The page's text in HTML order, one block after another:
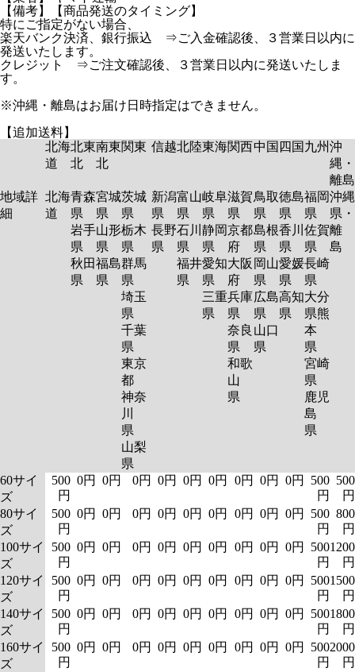
【備考】【商品発送のタイミング】
特にご指定がない場合、
楽天バンク決済、銀行振込 ⇒ご入金確認後、３営業日以内に
発送いたします。
クレジット ⇒ご注文確認後、３営業日以内に発送いたしま
す。
※沖縄・離島はお届け日時指定はできません。
【追加送料】
北海
道
北東
北
南東
北
関東 信越北陸東海関西中国 四国 九州沖
縄・
離島
地域詳
細
北海
道
青森
県
岩手
県
秋田
県
宮城
県
山形
県
福島
県
茨城
県
栃木
県
群馬
県
埼玉
県
千葉
県
東京
都
神奈
川
県
山梨
県
新潟
県
長野
県
富山
県
石川
県
福井
県
岐阜
県
静岡
県
愛知
県
三重
県
滋賀
県
京都
府
大阪
府
兵庫
県
奈良
県
和歌
山
県
鳥取
県
島根
県
岡山
県
広島
県
山口
県
徳島
県
香川
県
愛媛
県
高知
県
福岡
県
佐賀
県
長崎
県
大分
県熊
本
県
宮崎
県
鹿児
島
県
沖縄
県・
離
島
60サイ
ズ
500
円
0円 0円 0円 0円 0円 0円 0円 0円 0円
500
円
500
円
80サイ
ズ
500
円
0円 0円 0円 0円 0円 0円 0円 0円 0円
500
円
800
円
100サイ
ズ
500
円
0円 0円 0円 0円 0円 0円 0円 0円 0円
500
円
1200
円
120サイ
ズ
500
円
0円 0円 0円 0円 0円 0円 0円 0円 0円
500
円
1500
円
140サイ
ズ
500
円
0円 0円 0円 0円 0円 0円 0円 0円 0円
500
円
1800
円
160サイ
ズ
500
円
0円 0円 0円 0円 0円 0円 0円 0円 0円
500
円
2000
円